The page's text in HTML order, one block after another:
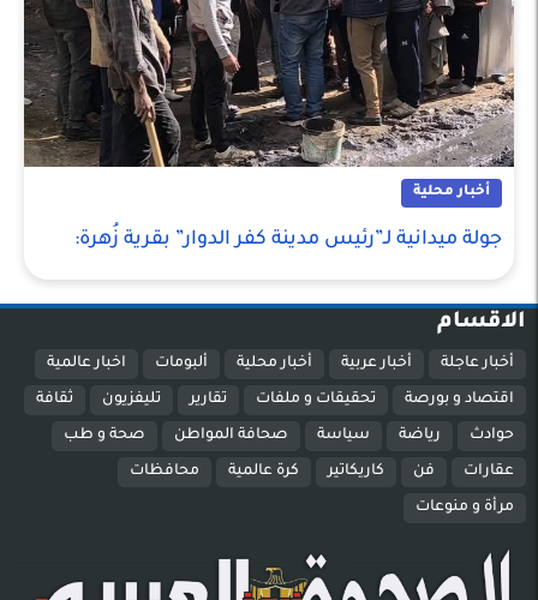
أخبار محلية
جولة ميدانية لـ”رئيس مدينة كفر الدوار” بقرية زُهرة:
الاقسام
أخبار عاجلة أخبار عربية أخبار محلية ألبومات اخبار عالمية
اقتصاد و بورصة تحقيقات و ملفات تقارير تليفزيون ثقافة
حوادث رياضة سياسة صحافة المواطن صحة و طب
عقارات فن كاريكاتير كرة عالمية محافظات
مرأة و منوعات